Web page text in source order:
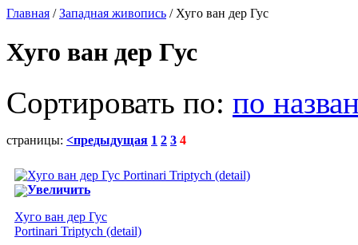
Главная /Западная живопись / Хуго ван дер Гус
Хуго ван дер Гус
Сортировать по: по
страницы: <предыдущая 1 2 3 4
Увеличить
Хуго ван дер Гус
Portinari Triptych (detail)